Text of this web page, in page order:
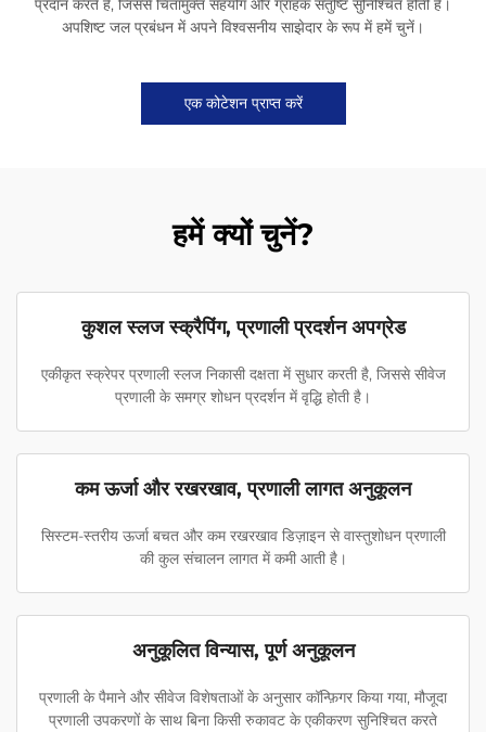
प्रदान करते हैं, जिससे चिंतामुक्त सहयोग और ग्राहक संतुष्टि सुनिश्चित होती है।
अपशिष्ट जल प्रबंधन में अपने विश्वसनीय साझेदार के रूप में हमें चुनें।
एक कोटेशन प्राप्त करें
हमें क्यों चुनें?
कुशल स्लज स्क्रैपिंग, प्रणाली प्रदर्शन अपग्रेड
एकीकृत स्क्रेपर प्रणाली स्लज निकासी दक्षता में सुधार करती है, जिससे सीवेज
प्रणाली के समग्र शोधन प्रदर्शन में वृद्धि होती है।
कम ऊर्जा और रखरखाव, प्रणाली लागत अनुकूलन
सिस्टम-स्तरीय ऊर्जा बचत और कम रखरखाव डिज़ाइन से वास्तुशोधन प्रणाली
की कुल संचालन लागत में कमी आती है।
अनुकूलित विन्यास, पूर्ण अनुकूलन
प्रणाली के पैमाने और सीवेज विशेषताओं के अनुसार कॉन्फ़िगर किया गया, मौजूदा
प्रणाली उपकरणों के साथ बिना किसी रुकावट के एकीकरण सुनिश्चित करते